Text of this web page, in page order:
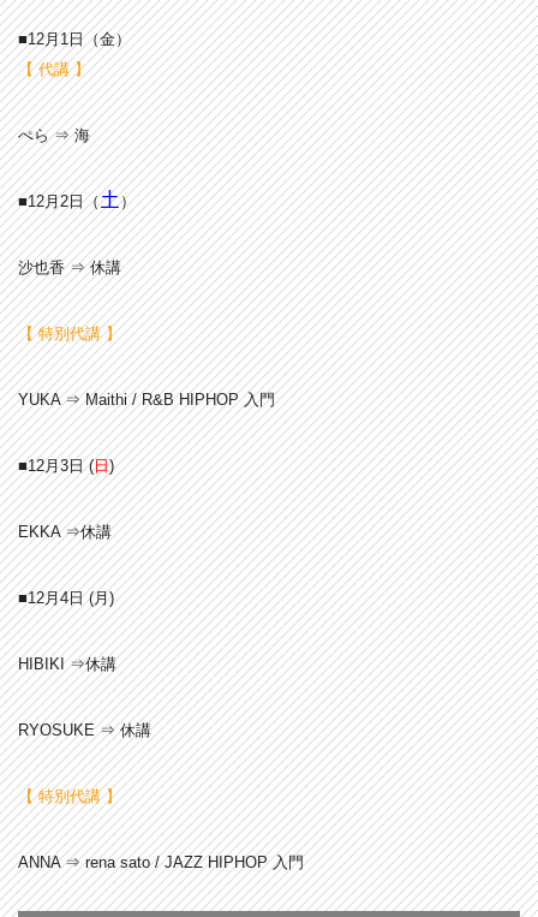
■12月1日（金）
【 代講 】
ぺら ⇒ 海
■12月2日（土）
沙也香 ⇒ 休講
【 特別代講 】
YUKA ⇒ Maithi / R&B HIPHOP 入門
■12月3日 (日)
EKKA ⇒休講
■12月4日 (月)
HIBIKI ⇒休講
RYOSUKE ⇒ 休講
【 特別代講 】
ANNA ⇒ rena sato / JAZZ HIPHOP 入門